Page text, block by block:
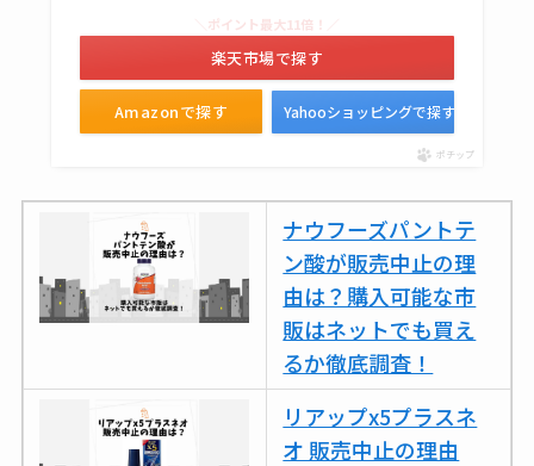
Amazonで探す
＼ポイント最大11倍！／
楽天市場で探す
Yahooショッピングで探す
ポチップ
ナウフーズパントテ
ン酸が販売中止の理
由は？購入可能な市
販はネットでも買え
るか徹底調査！
リアップx5プラスネ
オ 販売中止の理由